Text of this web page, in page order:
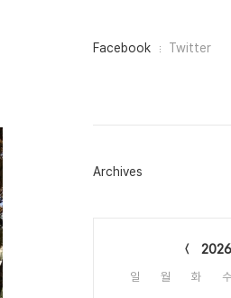
페
그
Facebook Twitter
Archives
일 월 화 수